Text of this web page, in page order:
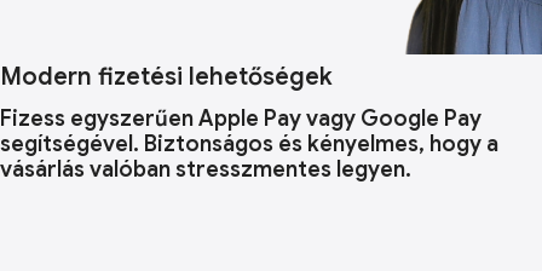
Modern fizetési lehetőségek
Fizess egyszerűen Apple Pay vagy Google Pay
segítségével. Biztonságos és kényelmes, hogy a
vásárlás valóban stresszmentes legyen.